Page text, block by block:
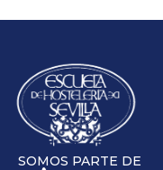
SOMOS PARTE DE